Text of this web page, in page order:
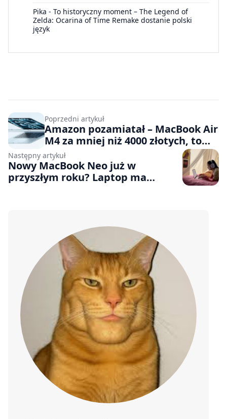
Pika - To historyczny moment – The Legend of
Zelda: Ocarina of Time Remake dostanie polski
język
Poprzedni artykuł
Amazon pozamiatał – MacBook Air
M4 za mniej niż 4000 złotych, to
genialna okazja
Następny artykuł
Nowy MacBook Neo już w
przyszłym roku? Laptop ma